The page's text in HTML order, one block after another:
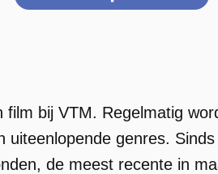
film bij VTM. Regelmatig
uiteenlopende genres.
de meest recente in